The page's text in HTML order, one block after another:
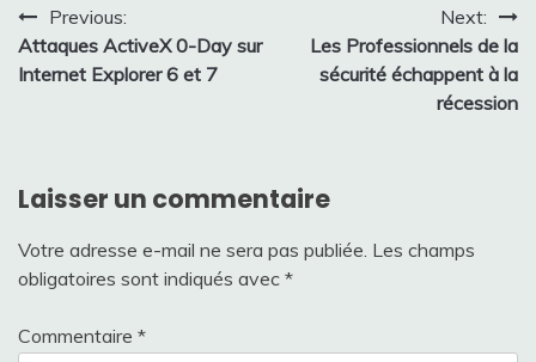
Navigation
de
Previous:
Attaques ActiveX 0-Day sur
Internet Explorer 6 et 7
Next:
Les Professionnels de la
sécurité échappent à la
récession
Laisser un commentaire
Votre adresse e-mail ne sera pas publiée. Les champs
obligatoires sont indiqués avec *
Commentaire *